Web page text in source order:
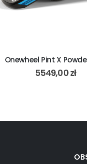
Onewheel Pint X
5549,00zł